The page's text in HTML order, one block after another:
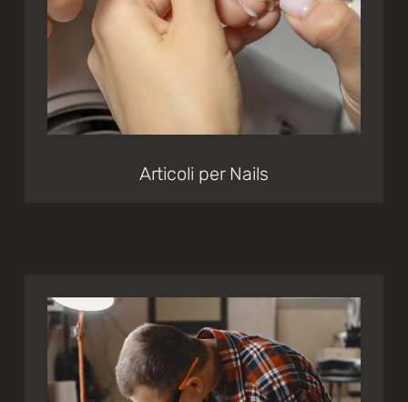
Articoli per Nails